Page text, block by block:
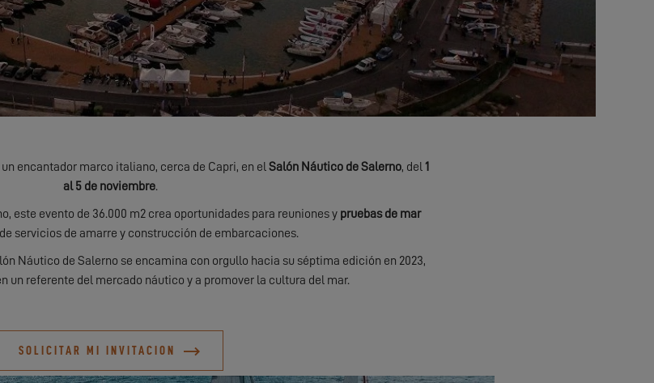
encantador marco italiano, cerca de Capri, en el Salón Náutico de Salerno, del 1
al 5 de noviembre.
este evento de 36.000 m2 crea oportunidades para reuniones y pruebas de mar
servicios de amarre y construcción de embarcaciones.
Náutico de Salerno se encamina con orgullo hacia su séptima edición en 2023,
un referente del mercado náutico y a promover la cultura del mar.
SOLICITAR MI INVITACION